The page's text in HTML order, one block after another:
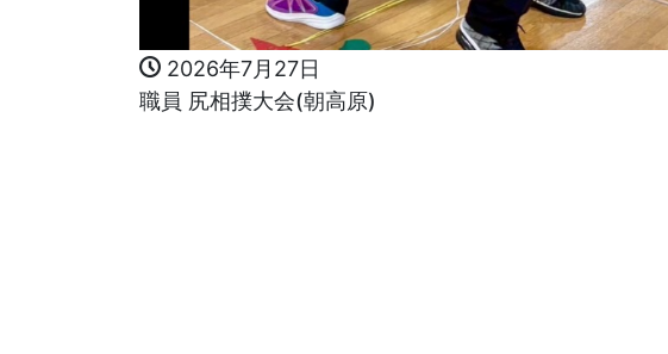
2026年7月27日
職員 尻相撲大会(朝高原)